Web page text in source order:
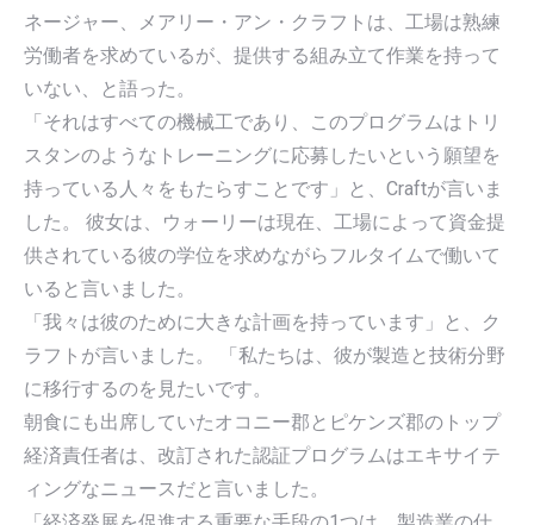
ネージャー、メアリー・アン・クラフトは、工場は熟練
労働者を求めているが、提供する組み立て作業を持って
いない、と語った。
「それはすべての機械工であり、このプログラムはトリ
スタンのようなトレーニングに応募したいという願望を
持っている人々をもたらすことです」と、Craftが言いま
した。 彼女は、ウォーリーは現在、工場によって資金提
供されている彼の学位を求めながらフルタイムで働いて
いると言いました。
「我々は彼のために大きな計画を持っています」と、ク
ラフトが言いました。 「私たちは、彼が製造と技術分野
に移行するのを見たいです。
朝食にも出席していたオコニー郡とピケンズ郡のトップ
経済責任者は、改訂された認証プログラムはエキサイテ
ィングなニュースだと言いました。